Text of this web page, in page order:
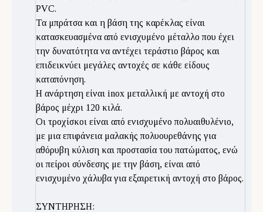
PVC.
Τα μπράτσα και η βάση της καρέκλας είναι
κατασκευασμένα από ενισχυμένο μέταλλο που έχει
την δυνατότητα να αντέχει τεράστιο βάρος και
επιδεικνύει μεγάλες αντοχές σε κάθε είδους
καταπόνηση.
Η ανάρτηση είναι inox μεταλλική με αντοχή στο
βάρος μέχρι 120 κιλά.
Οι τροχίσκοι είναι από ενισχυμένο πολυαιθυλένιο,
με μια επιφάνεια μαλακής πολυουρεθάνης για
αθόρυβη κύλιση και προστασία του πατώματος, ενώ
οι πείροι σύνδεσης με την βάση, είναι από
ενισχυμένο χάλυβα για εξαιρετική αντοχή στο βάρος.
ΣΥΝΤΗΡΗΣΗ: